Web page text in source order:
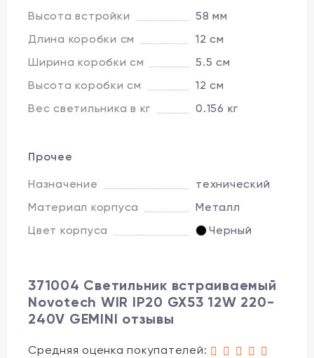
Высота встройки
58 мм
Длина коробки см
12 см
Ширина коробки см
5.5 см
Высота коробки см
12 см
Вес светильника в кг
0.156 кг
Прочее
Назначение
технический
Материал корпуса
Металл
Цвет корпуса
Черный
371004 Светильник встраиваемый
Novotech WIR IP20 GX53 12W 220-
240V GEMINI отзывы
Средняя оценка покупателей: